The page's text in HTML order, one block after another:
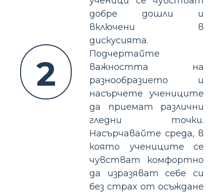
2
добре дошли и
включени в
дискусията.
Подчертайте
важността на
разнообразието и
насърчете учениците
да приемат различни
гледни точки.
Насърчавайте среда, в
която учениците се
чувстват комфортно
да изразяват себе си
без страх от осъждане